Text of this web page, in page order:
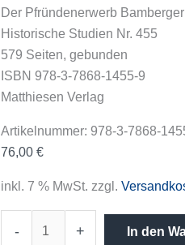
Der Pfründenerwerb
Historische Studien Nr. 455
579 Seiten, gebunden
ISBN 978-3-7868-1455-9
Matthiesen Verlag
Artikelnummer: 978-3-7868-
76,00 €
inkl. 7 % MwSt. zzgl.
- + In den